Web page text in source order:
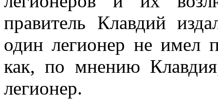
правитель Клавдий
один легионер не имел
как, по мнению
легионер.